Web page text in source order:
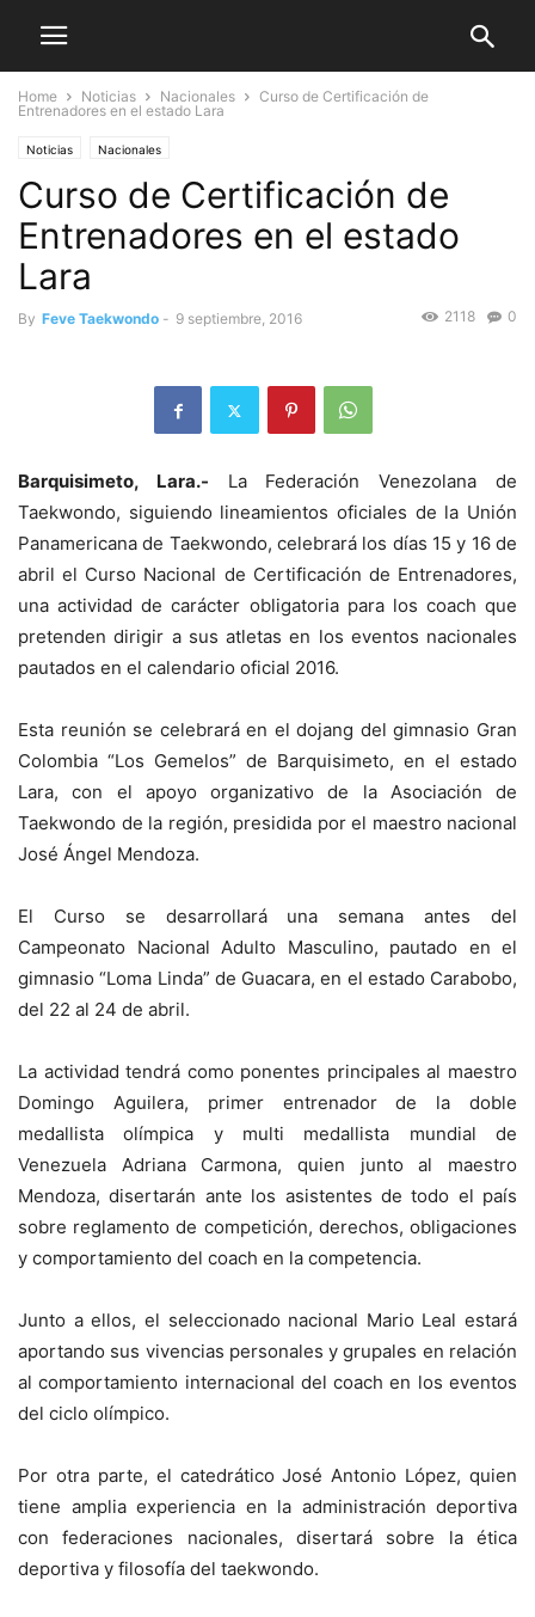
Home Noticias Nacionales
Curso de Certificación de
Entrenadores en el estado Lara
Noticias Nacionales
Curso de Certificación de
Entrenadores en el estado
Lara
By Feve Taekwondo - 9 septiembre, 2016 0
2118
Barquisimeto, Lara.- La Federación Venezolana de
Taekwondo, siguiendo lineamientos oficiales de la Unión
Panamericana de Taekwondo, celebrará los días 15 y 16 de
abril el Curso Nacional de Certificación de Entrenadores,
una actividad de carácter obligatoria para los coach que
pretenden dirigir a sus atletas en los eventos nacionales
pautados en el calendario oficial 2016.
Esta reunión se celebrará en el dojang del gimnasio Gran
Colombia “Los Gemelos” de Barquisimeto, en el estado
Lara, con el apoyo organizativo de la Asociación de
Taekwondo de la región, presidida por el maestro nacional
José Ángel Mendoza.
El Curso se desarrollará una semana antes del
Campeonato Nacional Adulto Masculino, pautado en el
gimnasio “Loma Linda” de Guacara, en el estado Carabobo,
del 22 al 24 de abril.
La actividad tendrá como ponentes principales al maestro
Domingo Aguilera, primer entrenador de la doble
medallista olímpica y multi medallista mundial de
Venezuela Adriana Carmona, quien junto al maestro
Mendoza, disertarán ante los asistentes de todo el país
sobre reglamento de competición, derechos, obligaciones
y comportamiento del coach en la competencia.
Junto a ellos, el seleccionado nacional Mario Leal estará
aportando sus vivencias personales y grupales en relación
al comportamiento internacional del coach en los eventos
del ciclo olímpico.
Por otra parte, el catedrático José Antonio López, quien
tiene amplia experiencia en la administración deportiva
con federaciones nacionales, disertará sobre la ética
deportiva y filosofía del taekwondo.